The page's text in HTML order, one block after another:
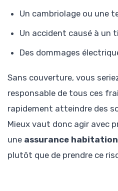
Un cambriolage ou une
Un accident causé à un
Des dommages
Sans couverture, vous
responsable de tous ces
rapidement atteindre des
Mieux vaut donc agir avec
une assurance
plutôt que de prendre ce